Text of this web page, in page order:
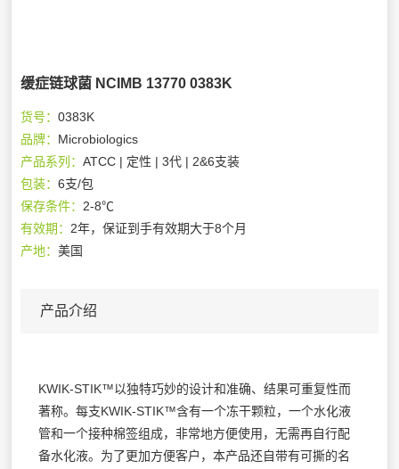
缓症链球菌 NCIMB 13770 0383K
货号：0383K
品牌： Microbiologics
产品系列：ATCC | 定性 | 3代 | 2&6支装
包装：6支/包
保存条件： 2-8℃
有效期： 2年，保证到手有效期大于8个月
产地：美国
产品介绍
KWIK-STIK™以独特巧妙的设计和准确、结果可重复性而
著称。每支KWIK-STIK™含有一个冻干颗粒，一个水化液
管和一个接种棉签组成，非常地方便使用，无需再自行配
备水化液。为了更加方便客户，本产品还自带有可撕的名